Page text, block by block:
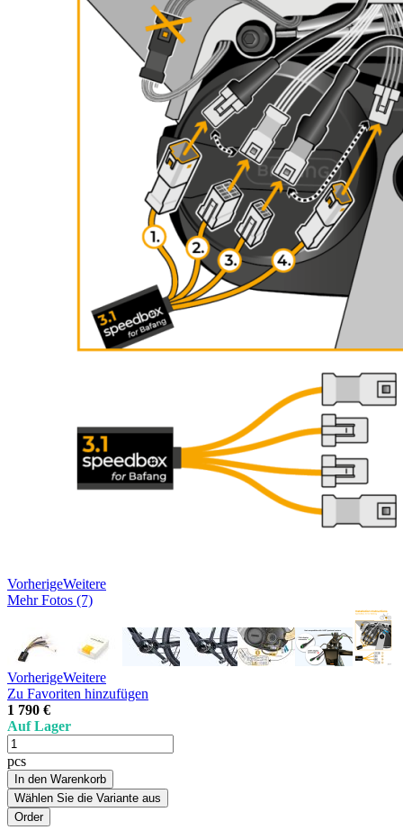
VorherigeWeitere
Mehr Fotos (7)
VorherigeWeitere
Zu Favoriten hinzufügen
1 790 €
Auf Lager
pcs
In den Warenkorb
Wählen Sie die Variante aus